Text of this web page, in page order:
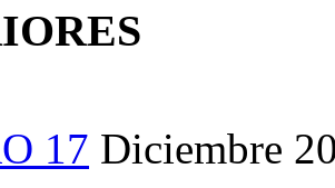
17 Diciembre